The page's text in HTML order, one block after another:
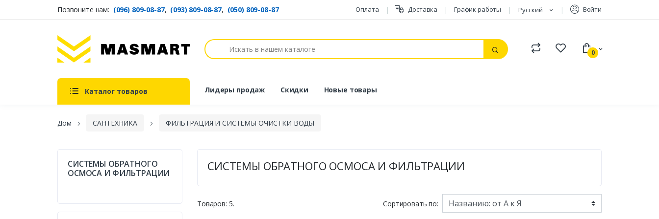
Позвоните нам: (096) 809-08-87, (093) 809-08-87, (050) 809-08-87 Оплата Доставка График работы Русский Войти
Masmart
Поиск
Поиск
Compare Watchlist
0
Каталог товаров Лидеры продаж Скидки Новые товары
Дом САНТЕХНИКА ФИЛЬТРАЦИЯ И СИСТЕМЫ ОЧИСТКИ ВОДЫ
СИСТЕМЫ ОБРАТНОГО
ОСМОСА И ФИЛЬТРАЦИИ
СИСТЕМЫ ОБРАТНОГО ОСМОСА И ФИЛЬТРАЦИИ
Товаров: 5. Сортировать по: